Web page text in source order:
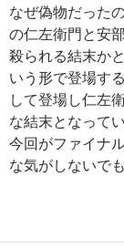
なぜ偽物だった
の仁左衛門と安
殺られる結末か
いう形で登場す
して登場し仁左
な結末となって
今回がファイナ
な気がしないで